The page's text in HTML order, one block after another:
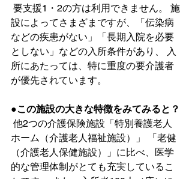
設によってさまざまですが、「伝染病
などの疾患がない」「長期入院を必要
としない」などの入所条件があり、 入
所にあたっては、特に重度の要介護者
が優先されています。
●この施設の大きな特徴をみてみると？
ホーム（介護老人福祉施設）」 「老健
（介護老人保健施設）」に比べ、医学
的な管理体制がとても充実しているこ